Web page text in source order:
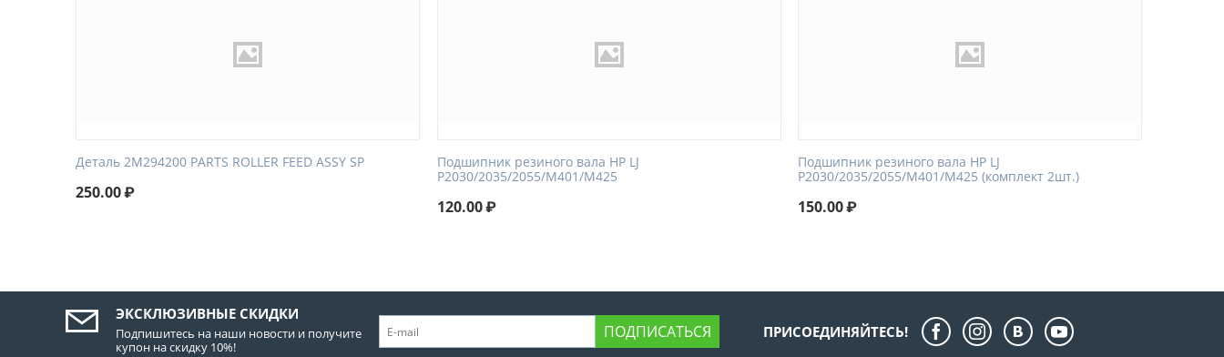
Деталь 2M294200 PARTS ROLLER FEED ASSY SP
250.00₽
Подшипник резиного вала HP LJ
P2030/2035/2055/M401/M425
120.00₽
Подшипник резиного вала HP LJ
P2030/2035/2055/M401/M425 (комплект 2шт.)
150.00₽
ЭКСКЛЮЗИВНЫЕ СКИДКИ
Подпишитесь на наши новости и получите
купон на скидку 10%!
ПОДПИСАТЬСЯ ПРИСОЕДИНЯЙТЕСЬ!